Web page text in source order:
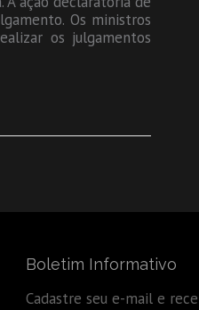
Os ministros
os julgamentos
Boletim Informativo
Cadastre seu e-mail e